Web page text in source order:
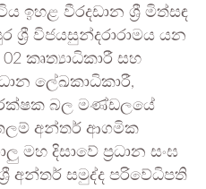
ඉහළ වීරදඩාන ශ්‍රී මිත්සඳ
ශ්‍රී විජයසුන්දරාරාමය යන
කෘත්‍යාධිකාරී සහ
ලේඛකාධිකාරී,
බල මණ්ඩලයේ
අන්තර් ආගමික
මහ දිසාවේ ප්‍රධාන සංඝ
අන්තර් සමුද්ද පරිවේධිපති